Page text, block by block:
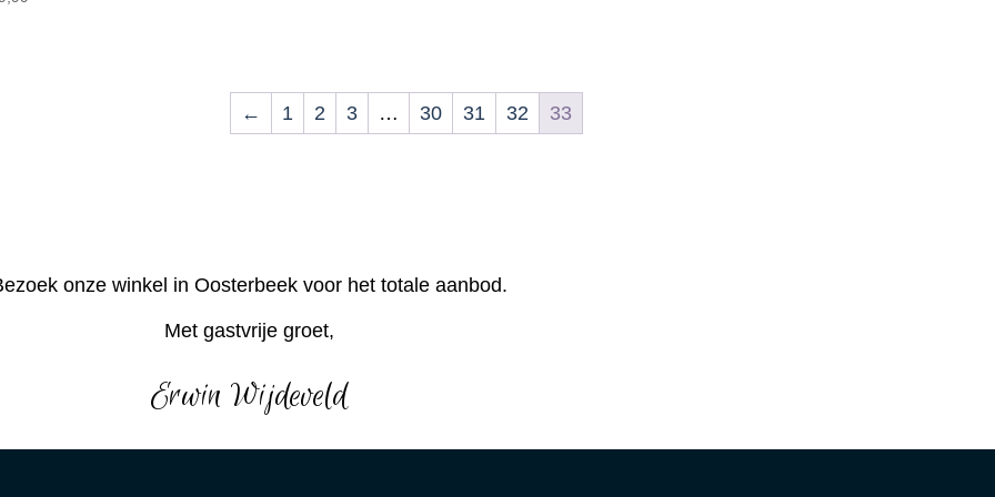
← 1 2 3 … 30 31 32 33
onze winkel in Oosterbeek voor het totale aanbod.
Met gastvrije groet,
Erwin Wijdeveld